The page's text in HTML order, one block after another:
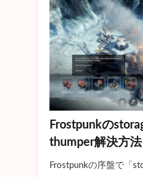
Frostpunkの
thumper解決方法
Frostpunkの序盤で「